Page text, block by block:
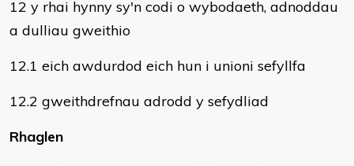
12 y rhai hynny sy'n codi o wybodaeth, adnoddau
a dulliau gweithio
12.1 eich awdurdod eich hun i unioni sefyllfa
12.2 gweithdrefnau adrodd y sefydliad
Rhaglen